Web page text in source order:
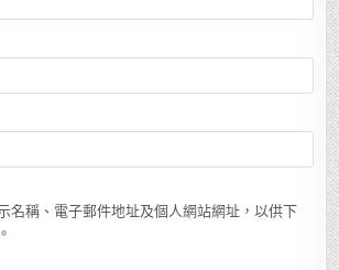
名稱、電子郵件地址及個人網站網址，以供下